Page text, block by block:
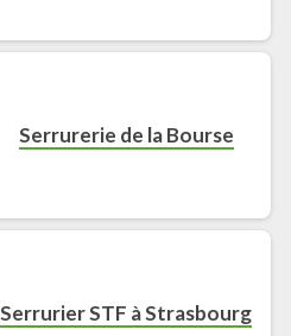
Serrurerie de la Bourse
Serrurier STF à Strasbourg